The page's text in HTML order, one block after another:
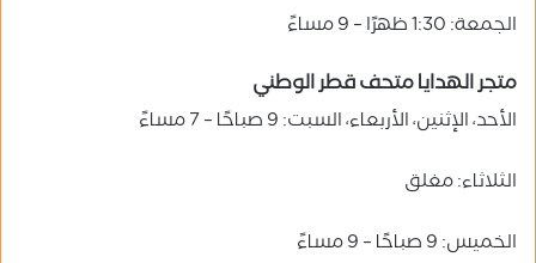
الجمعة: 1:30 ظهرًا – 9 مساءً
متجر الهدايا متحف قطر الوطني
الأحد، الإثنين، الأربعاء، السبت: 9 صباحًا – 7 مساءً
الثلاثاء: مغلق
الخميس: 9 صباحًا – 9 مساءً